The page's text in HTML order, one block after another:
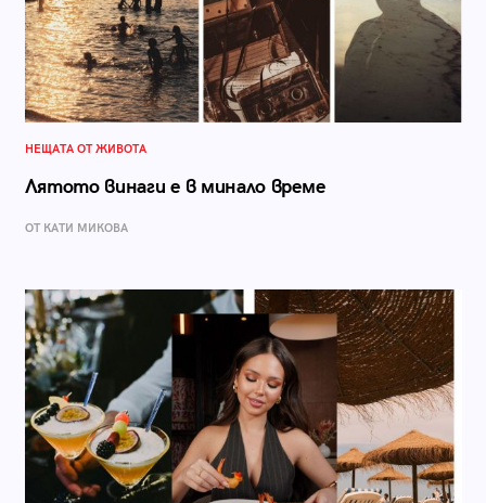
НЕЩАТА ОТ ЖИВОТА
Лятото винаги е в минало време
ОТ КАТИ МИКОВА